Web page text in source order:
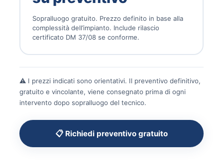
Sopralluogo gratuito. Prezzo definito in base alla
complessità dell’impianto. Include rilascio
certificato DM 37/08 se conforme.
⚠️ I prezzi indicati sono orientativi. Il preventivo definitivo,
gratuito e vincolante, viene consegnato prima di ogni
intervento dopo sopralluogo del tecnico.
📋 Richiedi preventivo gratuito